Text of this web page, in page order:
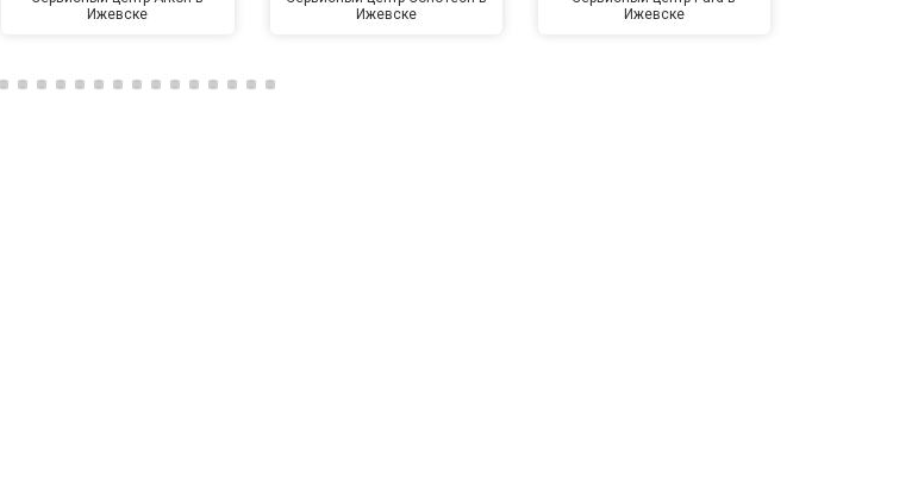
Ижевске
Ижевске
Ижевске